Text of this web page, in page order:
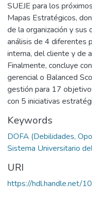
SUEJE para los
Mapas Estratégicos,
de la organización y
análisis de 4 diferentes
interna, del cliente y de
Finalmente, concluye
gerencial o Balanced
gestión para 17
con 5 iniciativas
Keywords
DOFA (Debilidades,
Sistema Universitario
URI
https://hdl.handle.net/